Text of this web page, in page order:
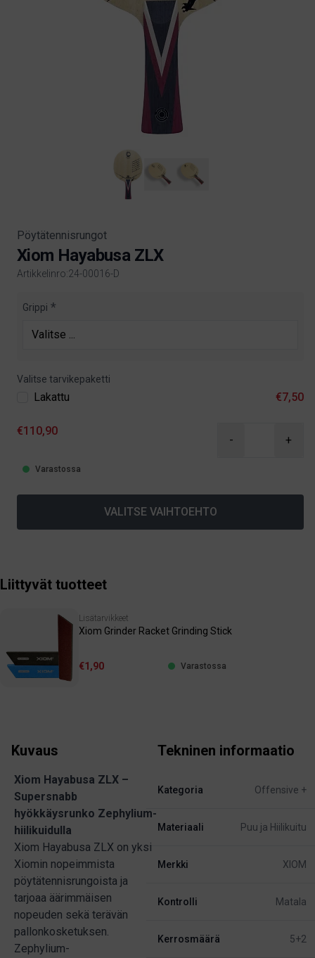
Pöytätennisrungot
Xiom Hayabusa ZLX
Artikkelinro:24-00016-D
Product information
Grippi
Valitse tarvikepaketti
Lakattu €7,50
€110,90
- +
Varastossa
VALITSE VAIHTOEHTO
Liittyvät tuotteet
Lisätarvikkeet
Xiom Grinder Racket Grinding Stick
€1,90 Varastossa
Kuvaus
Xiom Hayabusa ZLX –
Supersnabb
hyökkäysrunko Zephylium-
hiilikuidulla
Xiom Hayabusa ZLX on yksi
Xiomin nopeimmista
pöytätennisrungoista ja
tarjoaa äärimmäisen
nopeuden sekä terävän
pallonkosketuksen.
Zephylium-
Tekninen informaatio
Kategoria Offensive +
Materiaali Puu ja Hiilikuitu
Merkki XIOM
Kontrolli Matala
Kerrosmäärä 5+2